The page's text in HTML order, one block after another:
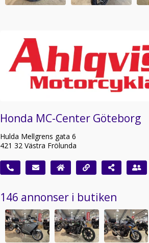
Honda MC-Center Göteborg
Hulda Mellgrens gata 6
421 32 Västra Frölunda
146 annonser i butiken